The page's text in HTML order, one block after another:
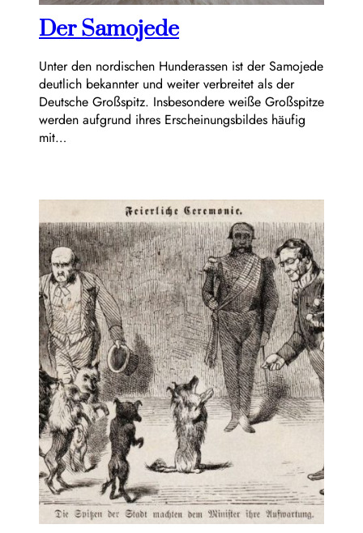
Der Samojede
Unter den nordischen Hunderassen ist der Samojede
deutlich bekannter und weiter verbreitet als der
Deutsche Großspitz. Insbesondere weiße Großspitze
werden aufgrund ihres Erscheinungsbildes häufig
mit…